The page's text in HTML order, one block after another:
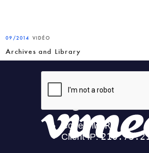
09/2014 VIDÉO
Archives and Library